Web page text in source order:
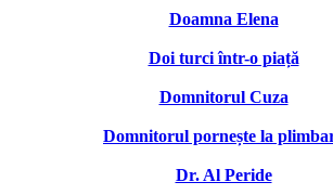
Doamna Elena
Doi turci într-o piață
Domnitorul Cuza
Domnitorul pornește la
Dr. Al Peride